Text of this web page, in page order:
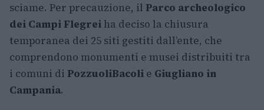
sciame. Per precauzione, il Parco archeologico
dei Campi Flegrei ha deciso la chiusura
temporanea dei 25 siti gestiti dall’ente, che
comprendono monumenti e musei distribuiti tra
i comuni di PozzuoliBacoli e Giugliano in
Campania.